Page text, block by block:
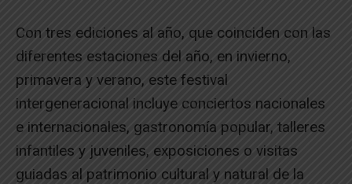
Con tres ediciones al año, que coinciden con las
diferentes estaciones del año, en invierno,
primavera y verano, este festival
intergeneracional incluye conciertos nacionales
e internacionales, gastronomía popular, talleres
infantiles y juveniles, exposiciones o visitas
guiadas al patrimonio cultural y natural de la